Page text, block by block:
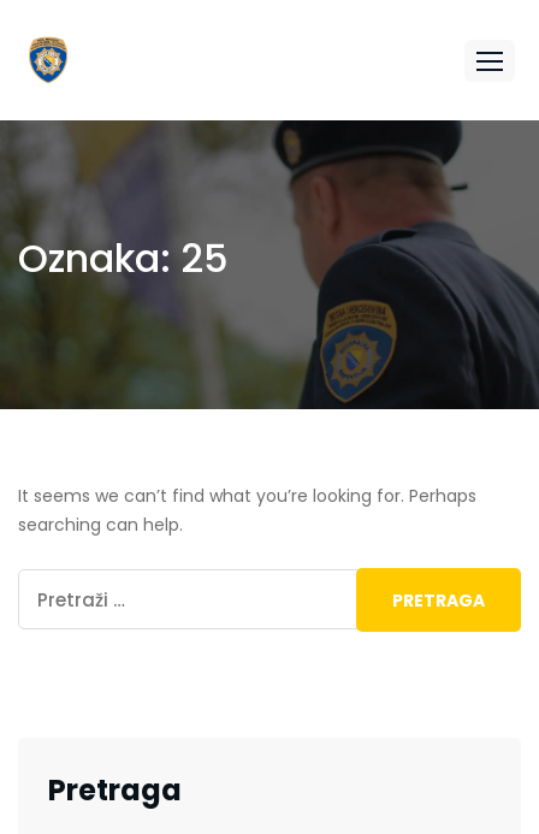
Oznaka: 25
It seems we can’t find what you’re looking for. Perhaps
searching can help.
Pretraga